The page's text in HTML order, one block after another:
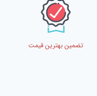
تضمین بهترین قیمت